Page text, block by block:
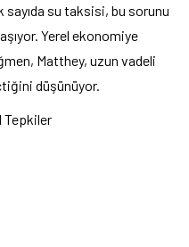
sayıda su taksisi, bu sorunu
Yerel ekonomiye
Matthey, uzun vadeli
düşünüyor.
Tepkiler